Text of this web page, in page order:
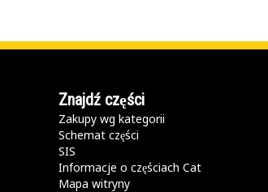
Znajdź części
Zakupy wg kategorii
Schemat części
SIS
Informacje o częściach Cat
Mapa witryny